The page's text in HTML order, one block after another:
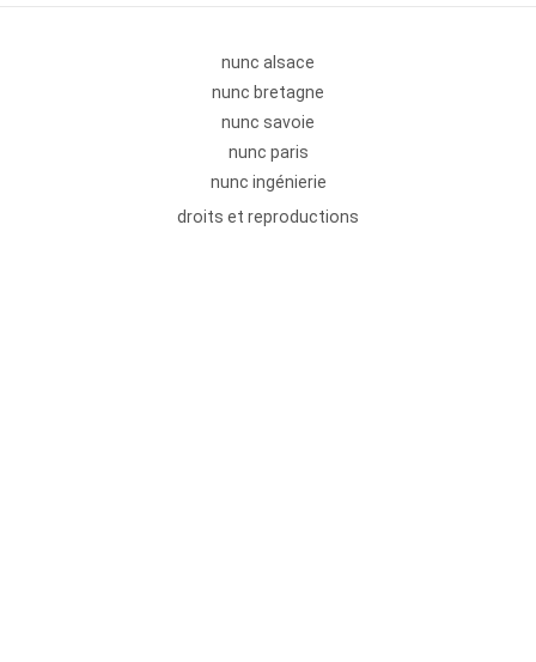
nunc alsace
nunc bretagne
nunc savoie
nunc paris
nunc ingénierie
droits et reproductions